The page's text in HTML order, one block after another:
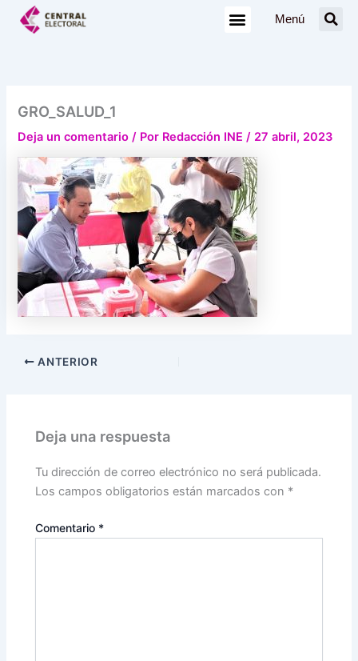
Menú
GRO_SALUD_1
Deja un comentario / Por Redacción INE/ 27 abril, 2023
ANTERIOR
Deja una respuesta
Tu dirección de correo electrónico no será publicada.
Los campos obligatorios están marcados con *
Comentario *